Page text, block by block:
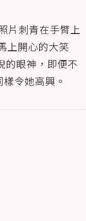
片刺青在手臂上
上開心的大笑
的眼神，即便不
令她高興。